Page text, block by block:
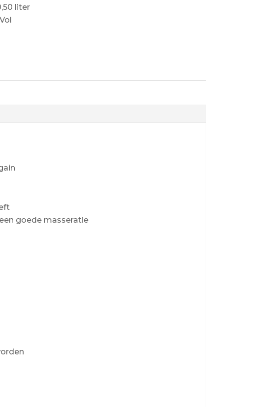
liter
goede masseratie